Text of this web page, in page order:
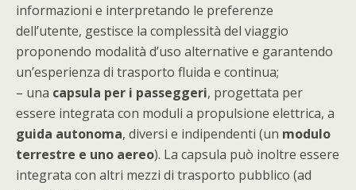
informazioni e interpretando le preferenze
dell’utente, gestisce la complessità del viaggio
proponendo modalità d’uso alternative e garantendo
un’esperienza di trasporto fluida e continua;
– una capsula per i passeggeri, progettata per
essere integrata con moduli a propulsione elettrica, a
guida autonoma, diversi e indipendenti (un modulo
terrestre e uno aereo). La capsula può inoltre essere
integrata con altri mezzi di trasporto pubblico (ad